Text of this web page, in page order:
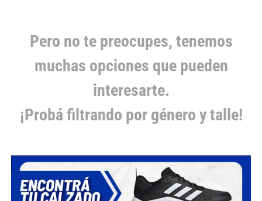
Pero no te preocupes, tenemos
muchas opciones que pueden
interesarte.
¡Probá filtrando por género y talle!